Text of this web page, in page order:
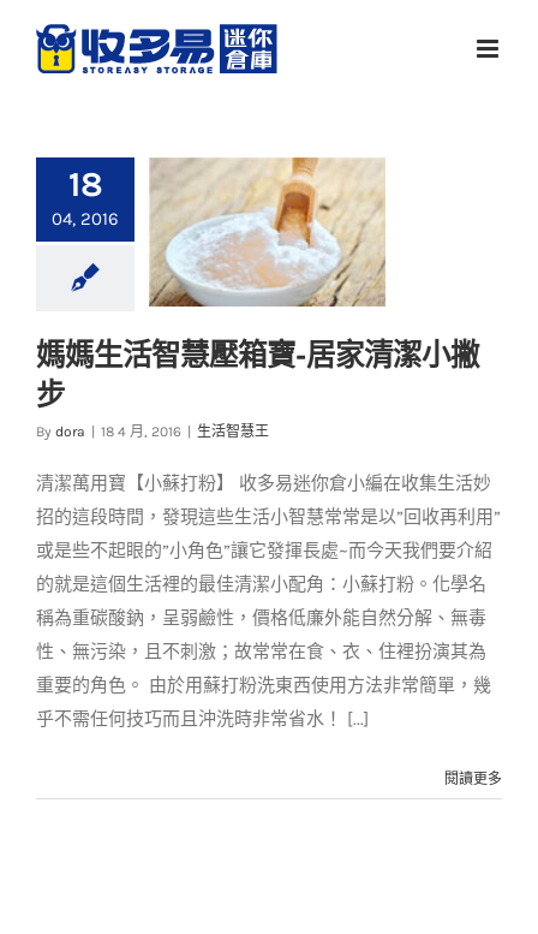
18
04, 2016
生活智慧王
媽媽生活智慧壓箱寶-居家清潔小撇
步
By dora 18 4 月, 2016 生活智慧王
清潔萬用寶【小蘇打粉】 收多易迷你倉小編在收集生活妙
招的這段時間，發現這些生活小智慧常常是以”回收再利用”
或是些不起眼的”小角色”讓它發揮長處~而今天我們要介紹
的就是這個生活裡的最佳清潔小配角：小蘇打粉。化學名
稱為重碳酸鈉，呈弱鹼性，價格低廉外能自然分解、無毒
性、無污染，且不刺激；故常常在食、衣、住裡扮演其為
重要的角色。 由於用蘇打粉洗東西使用方法非常簡單，幾
乎不需任何技巧而且沖洗時非常省水！ [...]
閱讀更多